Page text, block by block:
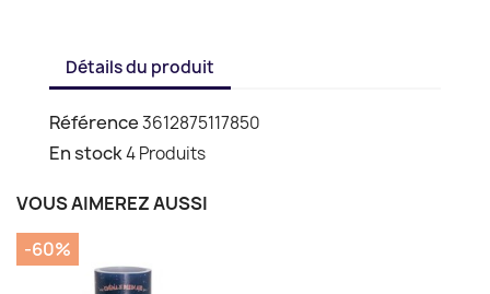
Détails du produit
Référence3612875117850
En stock4 Produits
VOUS AIMEREZ AUSSI
-60%